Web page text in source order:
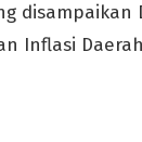
disampaikan
Inflasi